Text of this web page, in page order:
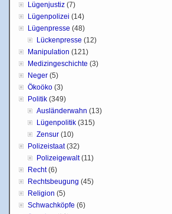
Lügenjustiz (7)
Lügenpolizei (14)
Lügenpresse (48)
Lückenpresse (12)
Manipulation (121)
Medizingeschichte (3)
Neger (5)
Ökoöko (3)
Politik (349)
Ausländerwahn (13)
Lügenpolitik (315)
Zensur (10)
Polizeistaat(32)
Polizeigewalt(11)
Recht(6)
Rechtsbeugung (45)
Religion (5)
Schwachköpfe (6)